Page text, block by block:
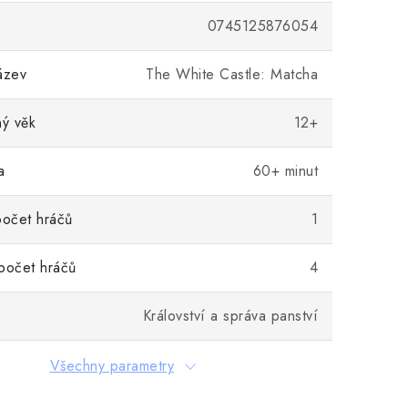
0745125876054
The White Castle: Matcha
věk 12+
60+ minut
hráčů 1
hráčů 4
Království a správa panství
Všechny parametry